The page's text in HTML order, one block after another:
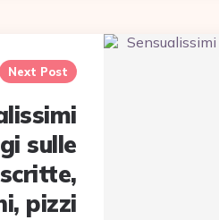
Next Post
sulle
pizzi